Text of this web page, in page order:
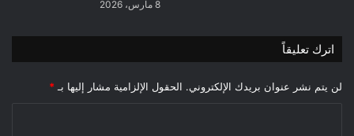
8 مارس، 2026
اترك تعليقاً
لن يتم نشر عنوان بريدك الإلكتروني. الحقول الإلزامية مشار إليها بـ *